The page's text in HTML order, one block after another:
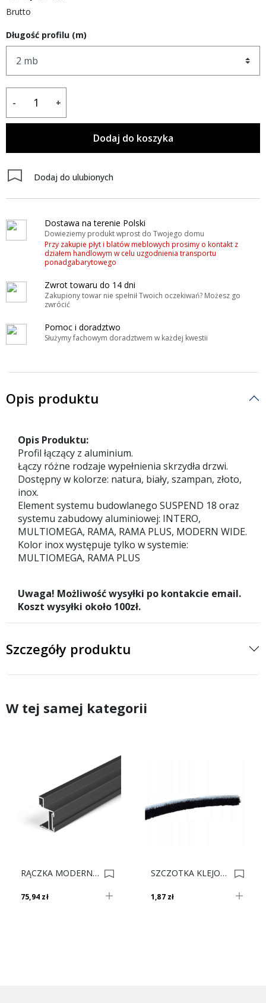
Brutto
Długość profilu (m)
- +
Dodaj do koszyka
Dodaj do ulubionych
Dostawa na terenie Polski
Dowieziemy produkt wprost do Twojego domu
Przy zakupie płyt i blatów meblowych prosimy o kontakt z
działem handlowym w celu uzgodnienia transportu
ponadgabarytowego
Zwrot towaru do 14 dni
Zakupiony towar nie spełnił Twoich oczekiwań? Możesz go
zwrócić
Pomoc i doradztwo
Służymy fachowym doradztwem w każdej kwestii
Opis produktu
Opis Produktu:
Profil łączący z aluminium.
Łączy różne rodzaje wypełnienia skrzydła drzwi.
Dostępny w kolorze: natura, biały, szampan, złoto,
inox.
Element systemu budowlanego SUSPEND 18 oraz
systemu zabudowy aluminiowej: INTERO,
MULTIOMEGA, RAMA, RAMA PLUS, MODERN WIDE.
Kolor inox występuje tylko w systemie:
MULTIOMEGA, RAMA PLUS
Uwaga! Możliwość wysyłki po kontakcie email.
Koszt wysyłki około 100zł.
Szczegóły produktu
W tej samej kategorii
RĄCZKA MODERN WIDE Czarny Mat 87303 L 0015710
75,94 zł
SZCZOTKA KLEJONA NISKA Czarna 4.8x04mm 0088-CZ 0018682
1,87 zł